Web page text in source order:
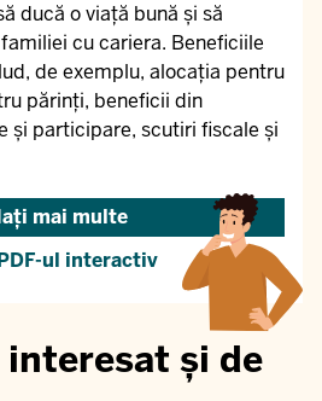
ducă o viață bună și să
cu cariera. Beneficiile
de exemplu, alocația pentru
părinți, beneficii din
și participare, scutiri fiscale și
mai multe
ul interactiv
și de